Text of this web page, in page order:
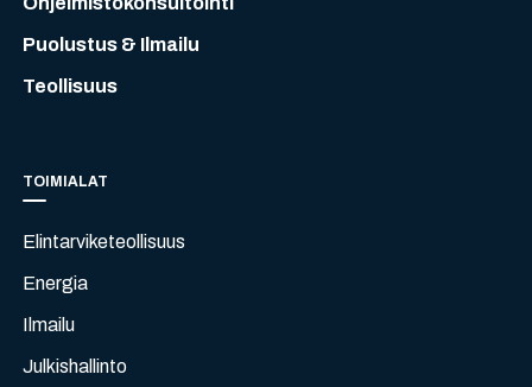
Puolustus & Ilmailu
Teollisuus
TOIMIALAT
Elintarviketeollisuus
Energia
Ilmailu
Julkishallinto